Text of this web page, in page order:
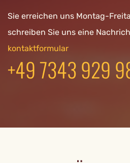
Sie erreichen uns Montag-
schreiben Sie uns eine
kontaktformular
+49 7343 929